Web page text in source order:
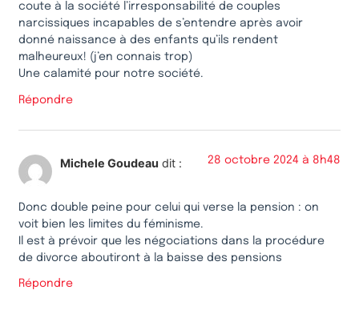
coute à la société l’irresponsabilité de couples
narcissiques incapables de s’entendre après avoir
donné naissance à des enfants qu’ils rendent
malheureux! (j’en connais trop)
Une calamité pour notre société.
Répondre
Michele Goudeau dit : 28 octobre 2024 à 8h48
Donc double peine pour celui qui verse la pension : on
voit bien les limites du féminisme.
Il est à prévoir que les négociations dans la procédure
de divorce aboutiront à la baisse des pensions
Répondre